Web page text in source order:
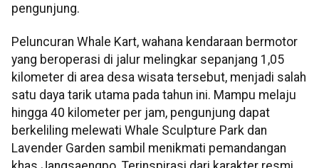
pengunjung.
Peluncuran Whale Kart, wahana kendaraan bermotor
yang beroperasi di jalur melingkar sepanjang 1,05
kilometer di area desa wisata tersebut, menjadi salah
satu daya tarik utama pada tahun ini. Mampu melaju
hingga 40 kilometer per jam, pengunjung dapat
berkeliling melewati Whale Sculpture Park dan
Lavender Garden sambil menikmati pemandangan